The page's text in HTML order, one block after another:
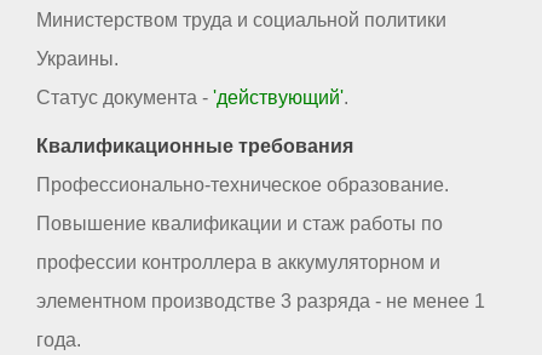
Министерством труда и социальной политики
Украины.
Статус документа - 'действующий'.
Квалификационные требования
Профессионально-техническое образование.
Повышение квалификации и стаж работы по
профессии контроллера в аккумуляторном и
элементном производстве 3 разряда - не менее 1
года.